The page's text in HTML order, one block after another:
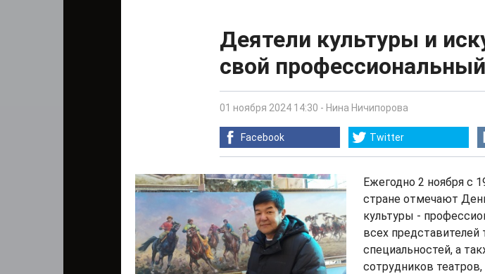
Деятели культуры и
свой
01 ноября 2024 14:30 - Нина Ничипорова
Facebook Twitter
Ежегодно 2 ноября с
стране отмечают
культуры -
всех представителей
специальностей, а
сотрудников театров,